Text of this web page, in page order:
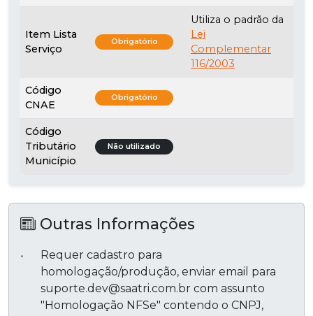
Item Lista
Serviço
Obrigatório
Utiliza o padrão da
Lei
Complementar
116/2003
Código
CNAE
Obrigatório
Código
Tributário
Município
Não utilizado
Outras Informações
Requer cadastro para
homologação/produção, enviar email para
suporte.dev@saatri.com.br com assunto
"Homologação NFSe" contendo o CNPJ,